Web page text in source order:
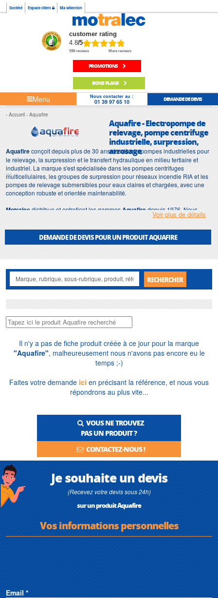
Société Espace client Ma sélection
customer rating
4.8/5
598 reviews More reviews
PROMOTIONS
BONS PLANS
Menu Nous contacter au :
01 39 97 65 10 DEMANDE DE DEVIS
Accueil Aquafire
Aquafire - Electropompe de
relevage, pompe centrifuge
industrielle, surpression,
arrosage
Aquafireconçoit depuis plus de 30 ans des électropompes industrielles pour
le relevage, la surpression et le transfert hydraulique en milieu tertiaire et
industriel. La marque s'est spécialisée dans les pompes centrifuges
multicellulaires, les groupes de surpression pour réseaux incendie RIA et les
pompes de relevage submersibles pour eaux claires et chargées, avec une
conception robuste et orientée maintenabilité.
Motralecdistribue et entretient les gammes Aquafiredepuis 1976. Nous
vendons en France et à l'export, tenons en stock les modèles standards et
et les conditions de pose. Nos techniciens interviennent en Île-de-France pour
l'installation, la réparation et les pièces détachées, avec un service de
Voir plus de détails
DEMANDE DE DEVIS POUR UN PRODUIT AQUAFIRE
RECHERCHER
Il n'y a pas de fiche produit créée à ce jour pour la marque
"Aquafire", malheureusement nous n'avons pas encore eu le
temps ;-)
Faites votre demande ici en précisant la référence, et nous vous
répondrons au plus vite...
VOUS NE TROUVEZ
PAS UN PRODUIT ?
CONTACTEZ-NOUS !
Je souhaite un devis
(Recevez votre devis sous 24h)
sur un produit Aquafire
Vos informations personnelles
Email *